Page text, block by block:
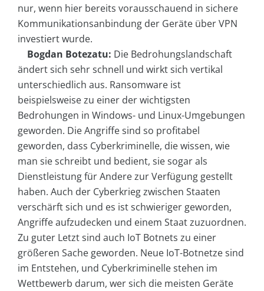
nur, wenn hier bereits vorausschauend in sichere
Kommunikationsanbindung der Geräte über VPN
investiert wurde.
Bogdan Botezatu: Die Bedrohungslandschaft
ändert sich sehr schnell und wirkt sich vertikal
unterschiedlich aus. Ransomware ist
beispielsweise zu einer der wichtigsten
Bedrohungen in Windows- und Linux-Umgebungen
geworden. Die Angriffe sind so profitabel
geworden, dass Cyberkriminelle, die wissen, wie
man sie schreibt und bedient, sie sogar als
Dienstleistung für Andere zur Verfügung gestellt
haben. Auch der Cyberkrieg zwischen Staaten
verschärft sich und es ist schwieriger geworden,
Angriffe aufzudecken und einem Staat zuzuordnen.
Zu guter Letzt sind auch IoT Botnets zu einer
größeren Sache geworden. Neue IoT-Botnetze sind
im Entstehen, und Cyberkriminelle stehen im
Wettbewerb darum, wer sich die meisten Geräte